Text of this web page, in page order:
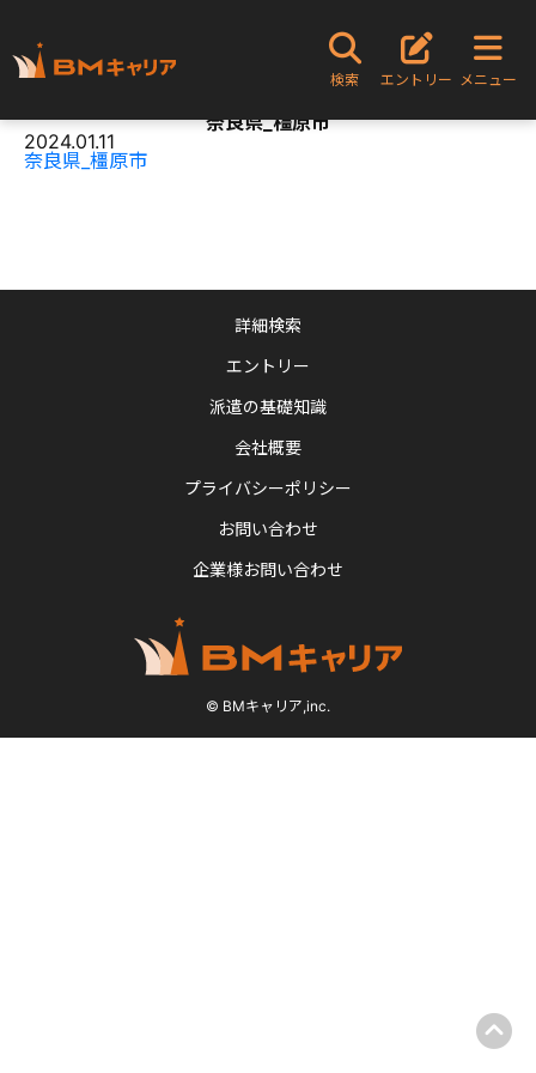
検索 エントリー メニュー
奈良県_橿原市
2024.01.11
奈良県_橿原市
詳細検索
エントリー
派遣の基礎知識
会社概要
プライバシーポリシー
お問い合わせ
企業様お問い合わせ
© BMキャリア,inc.